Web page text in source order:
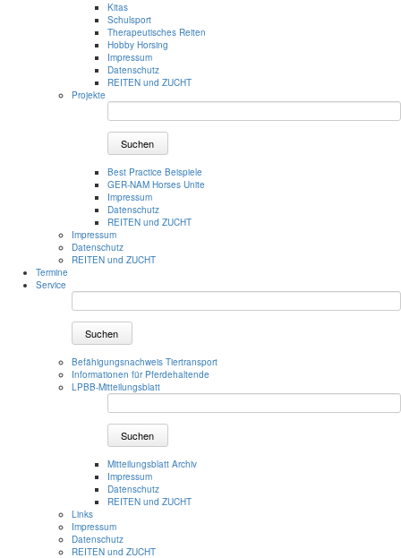
Kitas
Schulsport
Therapeutisches Reiten
Hobby Horsing
Impressum
Datenschutz
REITEN und ZUCHT
Projekte
Suchen
Best Practice Beispiele
GER-NAM Horses Unite
Impressum
Datenschutz
REITEN und ZUCHT
Impressum
Datenschutz
REITEN und ZUCHT
Termine
Service
Suchen
Befähigungsnachweis Tiertransport
Informationen für Pferdehaltende
LPBB-Mitteilungsblatt
Suchen
Mitteilungsblatt Archiv
Impressum
Datenschutz
REITEN und ZUCHT
Links
Impressum
Datenschutz
REITEN und ZUCHT